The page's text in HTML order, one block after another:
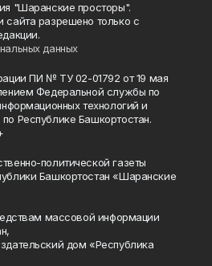
"Шаранские просторы".
сайта разрешено только с
данных
ПИ № ТУ 02-01792 от 19 мая
Федеральной службы по
технологий и
Республике Башкортостан.
политической газеты
Башкортостан «Шаранские
массовой информации
дом «Республика